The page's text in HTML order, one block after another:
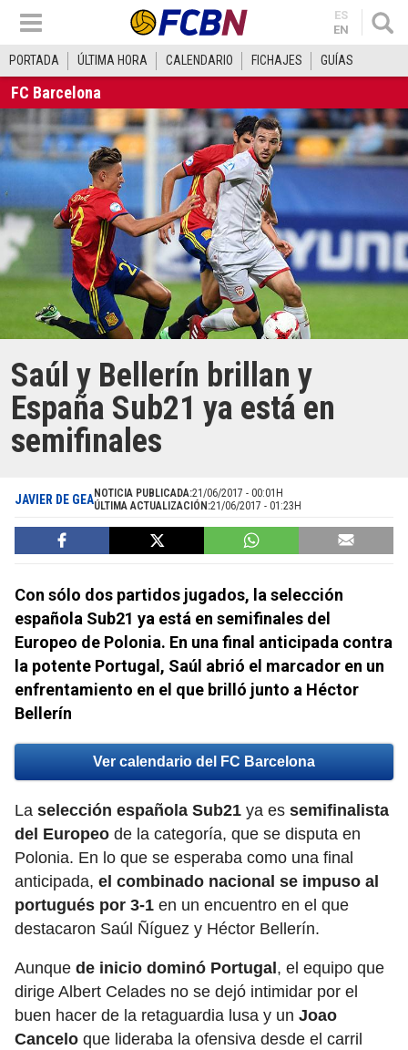
ES
EN
PORTADA ÚLTIMA HORA CALENDARIO FICHAJES GUÍAS
FC Barcelona
Saúl y Bellerín brillan y
España Sub21 ya está en
semifinales
JAVIER DE GEANOTICIA PUBLICADA:21/06/2017 - 00:01H
ÚLTIMA ACTUALIZACIÓN:21/06/2017 - 01:23H
Con sólo dos partidos jugados, la selección
española Sub21 ya está en semifinales del
Europeo de Polonia. En una final anticipada contra
la potente Portugal, Saúl abrió el marcador en un
enfrentamiento en el que brilló junto a Héctor
Bellerín
Ver calendario del FC Barcelona
La selección española Sub21 ya es semifinalista
del Europeo de la categoría, que se disputa en
Polonia. En lo que se esperaba como una final
anticipada, el combinado nacional se impuso al
portugués por 3-1 en un encuentro en el que
destacaron Saúl Ñíguez y Héctor Bellerín.
Aunque de inicio dominó Portugal , el equipo que
dirige Albert Celades no se dejó intimidar por el
buen hacer de la retaguardia lusa y un Joao
Cancelo que lideraba la ofensiva desde el carril